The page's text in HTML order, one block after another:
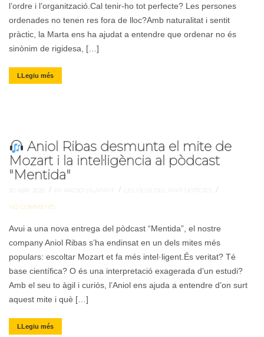
l’ordre i l’organització.Cal tenir-ho tot perfecte? Les persones
ordenades no tenen res fora de lloc?Amb naturalitat i sentit
pràctic, la Marta ens ha ajudat a entendre que ordenar no és
sinònim de rigidesa, […]
LLegiu més
Aniol Ribas desmunta el mite de
Mozart i la intel·ligència al pòdcast
"Mentida"
30 ABR. 2025 / BY RADIO VILAFANT / LES VEUS DEL MATÍ NOTÍCIES /
NO COMMENTS
Avui a una nova entrega del pòdcast “Mentida”, el nostre
company Aniol Ribas s’ha endinsat en un dels mites més
populars: escoltar Mozart et fa més intel·ligent.És veritat? Té
base científica? O és una interpretació exagerada d’un estudi?
Amb el seu to àgil i curiós, l’Aniol ens ajuda a entendre d’on surt
aquest mite i què […]
LLegiu més